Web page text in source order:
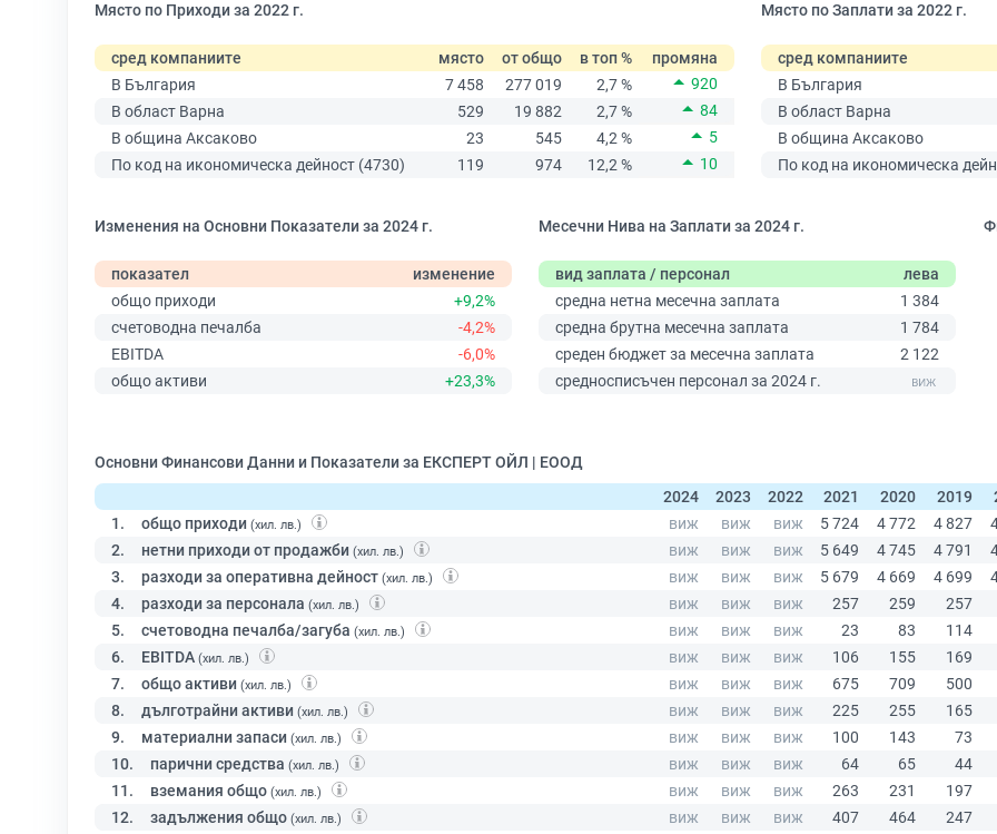
Място по Приходи за 2022 г.
сред компаниите място от общо в топ %
промяна
В България
7 458 277 019 2,7 %
920
В област Варна
529 19 882 2,7 %
84
В община Аксаково
23 545 4,2 %
5
По код на икономическа дейност (4730)
119 974 12,2 % 10
Място по Заплати за 2022 г.
сред компаниите
В България
В област Варна
В община Аксаково
По код на икономическа
Изменения на Основни Показатели за 2024 г.
показател
изменение
общо приходи
+9,2%
счетоводна печалба
-4,2%
EBITDA
-6,0%
общо активи
+23,3%
Месечни Нива на Заплати за 2024 г.
вид заплата / персонал
лева
средна нетна месечна заплата
1 384
средна брутна месечна заплата
1 784
среден бюджет за месечна заплата
2 122
средносписъчен персонал за 2024 г.
Основни Финансови Данни и Показатели за ЕКСПЕРТ ОЙЛ | ЕООД
2024
2023 2022 2021 2020 2019
1.
общо приходи (хил. лв.)
2. нетни приходи от продажби (хил. лв.)
3. разходи за оперативна дейност (хил. лв.)
4. разходи за персонала (хил. лв.)
5. счетоводна печалба/загуба (хил. лв.)
6. EBITDA (хил. лв.)
7. общо активи (хил. лв.)
8. дълготрайни активи (хил. лв.)
9. материални запаси (хил. лв.)
10. парични средства (хил. лв.)
11. вземания общо (хил. лв.)
12. задължения общо (хил. лв.)